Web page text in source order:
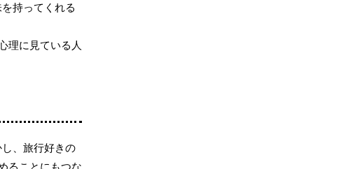
持ってくれる
理に見ている人
、旅行好きの